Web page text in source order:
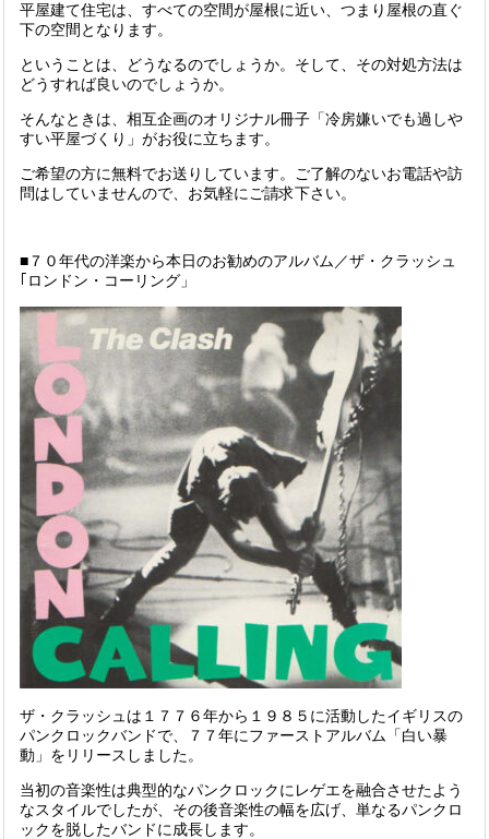
平屋建て住宅は、すべての空間が屋根に近い、つまり屋根の直ぐ
下の空間となります。
ということは、どうなるのでしょうか。そして、その対処方法は
どうすれば良いのでしょうか。
そんなときは、相互企画のオリジナル冊子「冷房嫌いでも過しや
すい平屋づくり」がお役に立ちます。
ご希望の方に無料でお送りしています。ご了解のないお電話や訪
問はしていませんので、お気軽にご請求下さい。
■７０年代の洋楽から本日のお勧めのアルバム／ザ・クラッシュ
｢ロンドン・コーリング」
ザ・クラッシュは１７７６年から１９８５に活動したイギリスの
パンクロックバンドで、７７年にファーストアルバム「白い暴
動」をリリースしました。
当初の音楽性は典型的なパンクロックにレゲエを融合させたよう
なスタイルでしたが、その後音楽性の幅を広げ、単なるパンクロ
ックを脱したバンドに成長します。